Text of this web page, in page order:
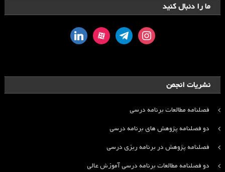
ما را دنبال کنید
instagram
telegram
aparat
linkedin
نشریات انجمن
فصلنامه مطالعات برنامه درسی
دو فصلنامه پژوهش های برنامه درسی
فصلنامه پژوهش در برنامه ریزی درسی
دو فصلنامه مطالعات برنامه درسی آموزش عالی